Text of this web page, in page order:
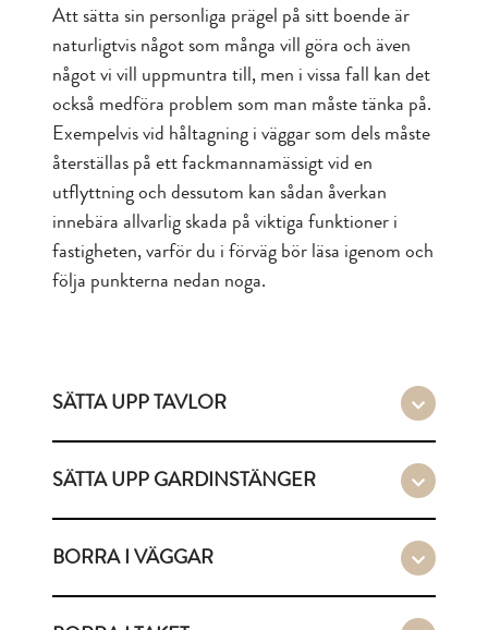
Att sätta sin personliga prägel på sitt boende är
naturligtvis något som många vill göra och även
något vi vill uppmuntra till, men i vissa fall kan det
också medföra problem som man måste tänka på.
Exempelvis vid håltagning i väggar som dels måste
återställas på ett fackmannamässigt vid en
utflyttning och dessutom kan sådan åverkan
innebära allvarlig skada på viktiga funktioner i
fastigheten, varför du i förväg bör läsa igenom och
följa punkterna nedan noga.
SÄTTA UPP TAVLOR
SÄTTA UPP GARDINSTÄNGER
BORRA I VÄGGAR